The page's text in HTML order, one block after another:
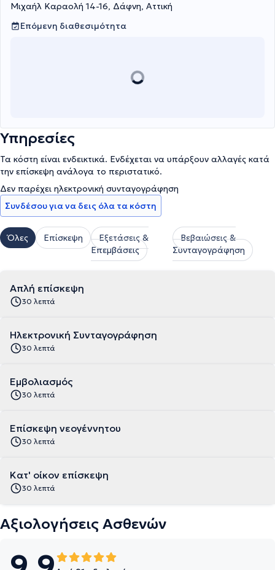
Μιχαήλ Καραολή 14-16, Δάφνη, Αττική
Επόμενη διαθεσιμότητα
Υπηρεσίες
Τα κόστη είναι ενδεικτικά. Ενδέχεται να υπάρξουν αλλαγές κατά
την επίσκεψη ανάλογα το περιστατικό.
Δεν παρέχει ηλεκτρονική συνταγογράφηση
Συνδέσου για να δεις όλα τα κόστη
Όλες Επίσκεψη
Εξετάσεις &
Επεμβάσεις
Βεβαιώσεις &
Συνταγογράφηση
Απλή επίσκεψη
30 λεπτά
Ηλεκτρονική Συνταγογράφηση
30 λεπτά
Εμβολιασμός
30 λεπτά
Επίσκεψη νεογέννητου
30 λεπτά
Κατ' οίκον επίσκεψη
30 λεπτά
Αξιολογήσεις Ασθενών